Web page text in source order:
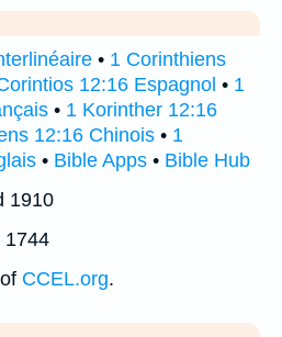
• 1 Corinthiens
12:16 Espagnol • 1
• 1 Korinther 12:16
12:16 Chinois • 1
• Bible Apps • Bible Hub
1910
1744
CCEL.org.